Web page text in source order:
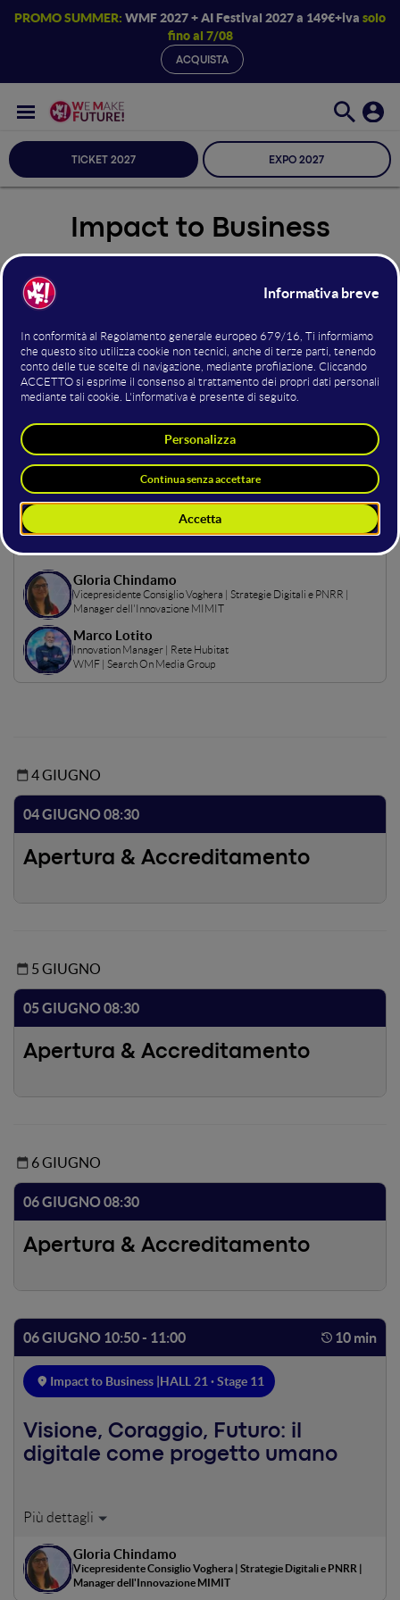
PROMO SUMMER: WMF 2027 + AI Festival 2027 a 149€+iva solo
fino al 7/08
ACQUISTA
TICKET 2027 EXPO 2027
Impact to Business
Seleziona Sala
Impact to Business
Questo stage ha permesso di scoprire come aziende e
comunità possono insieme contribuire a migliorare
l'attrattività e la competitività del nostro territorio
progettando azioni ad impatto positivo.
Hosting della sala
Gloria Chindamo
Vicepresidente Consiglio Voghera | Strategie Digitali e PNRR |
Manager dell'Innovazione MIMIT
Marco Lotito
Innovation Manager | Rete Hubitat
WMF | Search On Media Group
4 GIUGNO
5 GIUGNO
6 GIUGNO
04 GIUGNO 08:30
Apertura & Accreditamento
05 GIUGNO 08:30
Apertura & Accreditamento
06 GIUGNO 08:30
Apertura & Accreditamento
06 GIUGNO 10:50 - 11:00 10 min
Impact to Business | HALL 21 · Stage 11
Visione, Coraggio, Futuro: il
digitale come progetto umano
Un viaggio tra pubblico e privato, tra progetti e realtà.
civica premiato al WMF, fino ai progetti con l'IA, etica e
nuove città. L’intervento propone una riflessione su come
ogni trasformazione digitale – se ben orientata – non è
Gloria Chindamo
Vicepresidente Consiglio Voghera | Strategie Digitali e PNRR |
Manager dell'Innovazione MIMIT